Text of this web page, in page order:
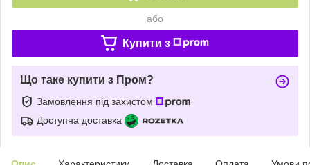
або
Купити з
Що таке купити з Пром?
Замовлення під захистом
Доступна доставка